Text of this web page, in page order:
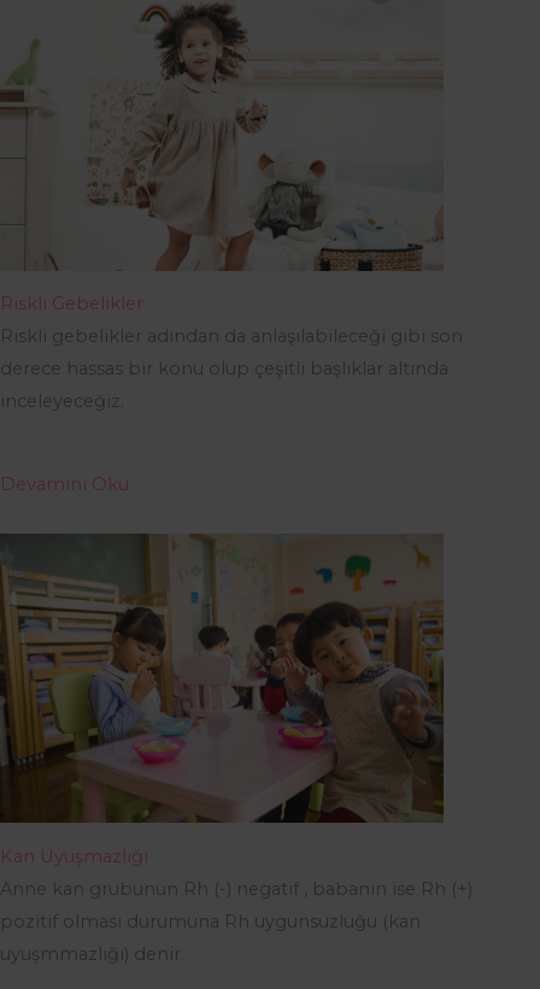
Riskli Gebelikler
Riskli gebelikler adından da anlaşılabileceği gibi son
derece hassas bir konu olup çeşitli başlıklar altında
inceleyeceğiz.
Devamını Oku
Kan Uyuşmazlığı
Anne kan grubunun Rh (-) negatif , babanın ise Rh (+)
pozitif olması durumuna Rh uygunsuzluğu (kan
uyuşmmazlığı) denir.